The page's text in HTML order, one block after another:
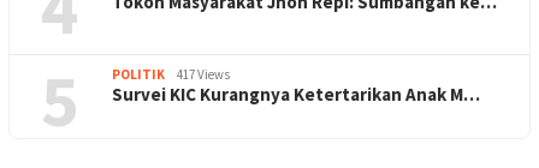
5 POLITIK 417 Views
Survei KIC Kurangnya Ketertarikan Anak M…